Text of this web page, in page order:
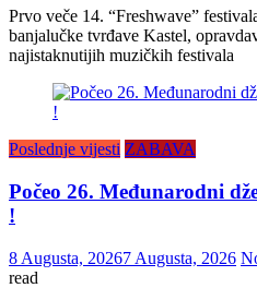
Prvo veče 14. “Freshwave”
banjalučke tvrđave Kastel,
najistaknutijih muzičkih festivala
Poslednje vijesti ZABAVA
Počeo 26. Međunarodni
!
8 Augusta, 20267 Augusta, 2026
read